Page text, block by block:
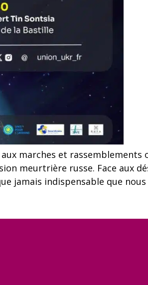
marches et rassemblements
meurtrière russe. Face aux
jamais indispensable que